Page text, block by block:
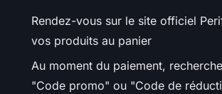
Rendez-vous sur le site officiel
vos produits au panier
Au moment du paiement,
"Code promo" ou "Code de